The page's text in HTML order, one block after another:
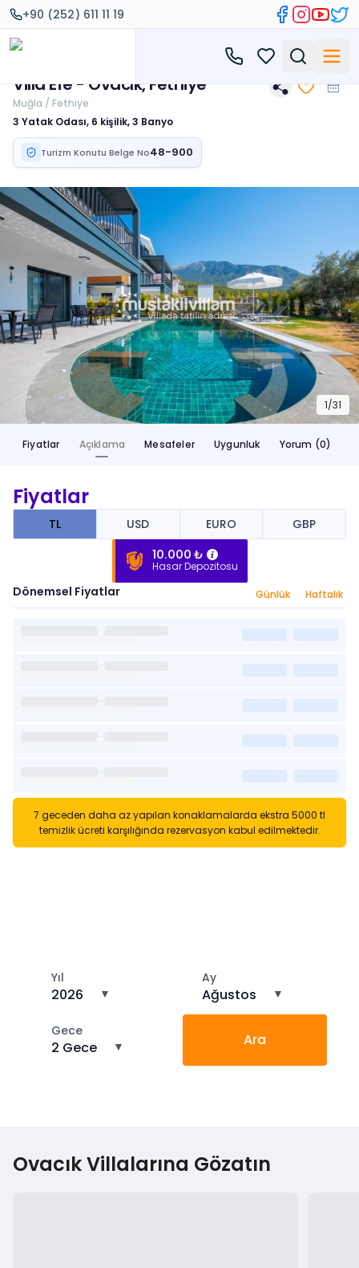
+90 (252) 611 11 19
Villa Efe - Ovacık, Fethiye
Muğla / Fethiye
3 Yatak Odası, 6 kişilik, 3 Banyo
Turizm Konutu Belge No48-900
1/31
Fiyatlar Açıklama Mesafeler Uygunluk Yorum (0)
Fiyatlar
TL USD EURO
GBP
10.000 ₺
Hasar Depozitosu
Dönemsel Fiyatlar Günlük Haftalık
7 geceden daha az yapılan konaklamalarda ekstra 5000 tl
temizlik ücreti karşılığında rezervasyon kabul edilmektedir.
Yıl
2026 ▼
Ay
Ağustos ▼
Gece
2 Gece ▼ Ara
Ovacık Villalarına Gözatın